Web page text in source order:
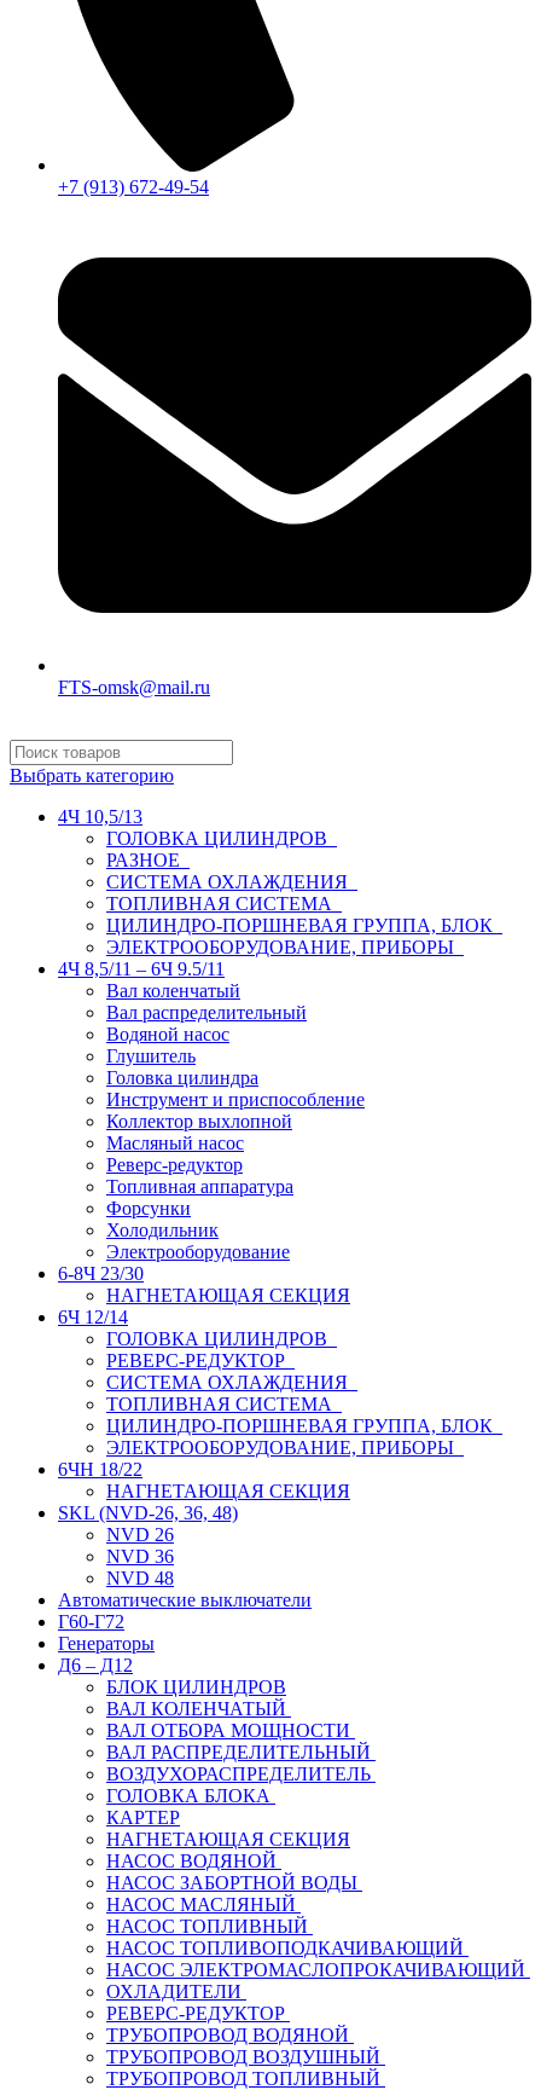
+7 (913) 672-49-54
FTS-omsk@mail.ru
Выбрать категорию
4Ч 10,5/13
ГОЛОВКА ЦИЛИНДРОВ
РАЗНОЕ
СИСТЕМА ОХЛАЖДЕНИЯ
ТОПЛИВНАЯ СИСТЕМА
ЦИЛИНДРО-ПОРШНЕВАЯ ГРУППА, БЛОК
ЭЛЕКТРООБОРУДОВАНИЕ, ПРИБОРЫ
4Ч 8,5/11 – 6Ч 9.5/11
Вал коленчатый
Вал распределительный
Водяной насос
Глушитель
Головка цилиндра
Инструмент и приспособление
Коллектор выхлопной
Масляный насос
Реверс-редуктор
Топливная аппаратура
Форсунки
Холодильник
Электрооборудование
6-8Ч 23/30
НАГНЕТАЮЩАЯ СЕКЦИЯ
6Ч 12/14
ГОЛОВКА ЦИЛИНДРОВ
РЕВЕРС-РЕДУКТОР
СИСТЕМА ОХЛАЖДЕНИЯ
ТОПЛИВНАЯ СИСТЕМА
ЦИЛИНДРО-ПОРШНЕВАЯ ГРУППА, БЛОК
ЭЛЕКТРООБОРУДОВАНИЕ, ПРИБОРЫ
6ЧН 18/22
НАГНЕТАЮЩАЯ СЕКЦИЯ
SKL (NVD-26, 36, 48)
NVD 26
NVD 36
NVD 48
Автоматические выключатели
Г60-Г72
Генераторы
Д6 – Д12
БЛОК ЦИЛИНДРОВ
ВАЛ КОЛЕНЧАТЫЙ
ВАЛ ОТБОРА МОЩНОСТИ
ВАЛ РАСПРЕДЕЛИТЕЛЬНЫЙ
ВОЗДУХОРАСПРЕДЕЛИТЕЛЬ
ГОЛОВКА БЛОКА
КАРТЕР
НАГНЕТАЮЩАЯ СЕКЦИЯ
НАСОС ВОДЯНОЙ
НАСОС ЗАБОРТНОЙ ВОДЫ
НАСОС МАСЛЯНЫЙ
НАСОС ТОПЛИВНЫЙ
НАСОС ТОПЛИВОПОДКАЧИВАЮЩИЙ
НАСОС ЭЛЕКТРОМАСЛОПРОКАЧИВАЮЩИЙ
ОХЛАДИТЕЛИ
РЕВЕРС-РЕДУКТОР
ТРУБОПРОВОД ВОДЯНОЙ
ТРУБОПРОВОД ВОЗДУШНЫЙ
ТРУБОПРОВОД ТОПЛИВНЫЙ